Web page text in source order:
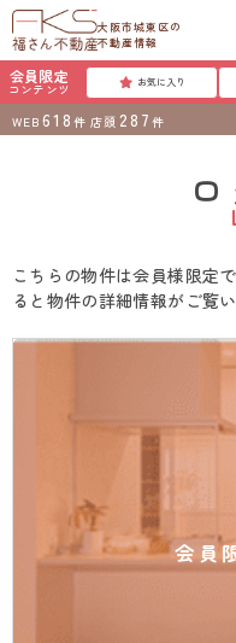
大阪市城東区の
不動産情報
会員限定
コンテンツ お気に入り
WEB 618 件 店頭 287 件
こちらの物件は会員様限定
ると物件の詳細情報がご覧い
会員